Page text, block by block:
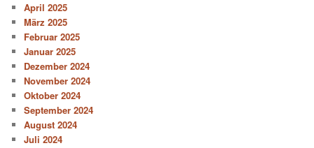
April 2025
März 2025
Februar 2025
Januar 2025
Dezember 2024
November 2024
Oktober 2024
September 2024
August 2024
Juli 2024